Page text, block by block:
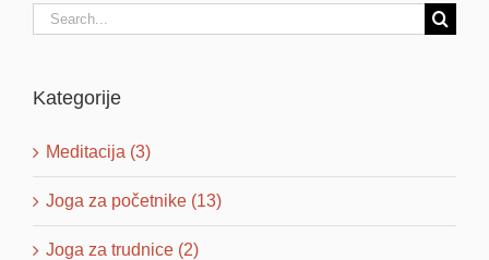
Search
for:
Kategorije
Meditacija (3)
Joga za početnike (13)
Joga za trudnice (2)